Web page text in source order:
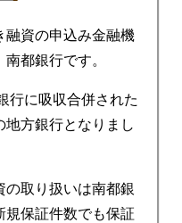
融資の申込み金融機
都銀行です。
行に吸収合併された
方銀行となりまし
の取り扱いは南都銀
規保証件数でも保証